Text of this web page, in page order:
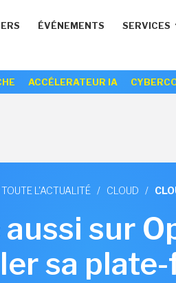
ÉVÉNEMENTS SERVICES
ACCÉLERATEUR IA
TOUTE L'ACTUALITÉ / CLOUD /
sur
sa